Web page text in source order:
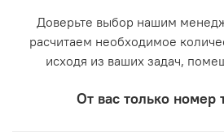
Доверьте выбор нашим
расчитаем необходимое
исходя из ваших задач,
От вас только номер